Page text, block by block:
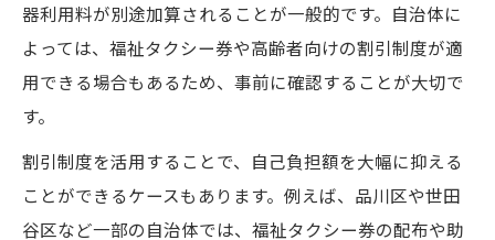
器利用料が別途加算されることが一般的です。自治体に
よっては、福祉タクシー券や高齢者向けの割引制度が適
用できる場合もあるため、事前に確認することが大切で
す。
割引制度を活用することで、自己負担額を大幅に抑える
ことができるケースもあります。例えば、品川区や世田
谷区など一部の自治体では、福祉タクシー券の配布や助